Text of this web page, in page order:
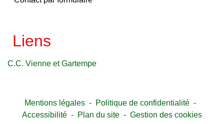
Liens
C.C. Vienne et Gartempe
Mentions légales - Politique de confidentialité -
Accessibilité - Plan du site - Gestion des cookies